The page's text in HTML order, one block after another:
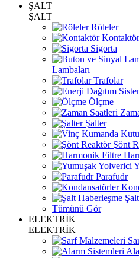
ŞALT
ŞALT
Röleler
Kontaktör
Sigorta
Lambaları
Trafolar
Ölçme
Şalter
Şönt
Parafudr
Tümünü Gör
ELEKTRİK
ELEKTRİK